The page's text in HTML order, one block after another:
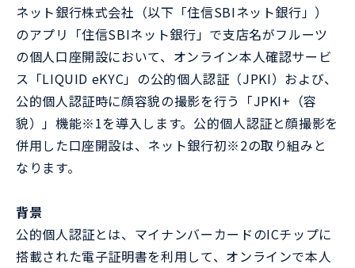
ネット銀行株式会社（以下「住信SBIネット銀行」）
のアプリ「住信SBIネット銀行」で支店名がフルーツ
の個人口座開設において、オンライン本人確認サービ
ス「LIQUID eKYC」の公的個人認証（JPKI）および、
公的個人認証時に顔容貌の撮影を行う「JPKI+（容
貌）」機能※1を導入します。公的個人認証と顔撮影を
併用した口座開設は、ネット銀行初※2の取り組みと
なります。
背景
公的個人認証とは、マイナンバーカードのICチップに
搭載された電子証明書を利用して、オンラインで本人